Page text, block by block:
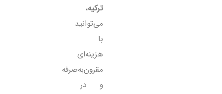
ترکیه،
می‌توانید
با
هزینه‌ای
مقرون‌به‌صرفه
و در